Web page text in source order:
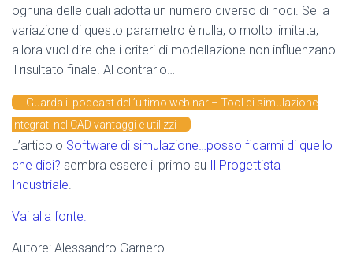
ognuna delle quali adotta un numero diverso di nodi. Se la
variazione di questo parametro è nulla, o molto limitata,
allora vuol dire che i criteri di modellazione non influenzano
il risultato finale. Al contrario…
Guarda il podcast dell’ultimo webinar – Tool di simulazione
integrati nel CAD vantaggi e utilizzi
L’articolo Software di simulazione…posso fidarmi di quello
che dici? sembra essere il primo su Il Progettista
Industriale.
Vai alla fonte.
Autore: Alessandro Garnero